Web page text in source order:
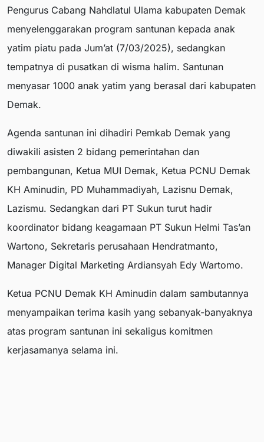
Pengurus Cabang Nahdlatul Ulama kabupaten Demak
menyelenggarakan program santunan kepada anak
yatim piatu pada Jum’at (7/03/2025), sedangkan
tempatnya di pusatkan di wisma halim. Santunan
menyasar 1000 anak yatim yang berasal dari kabupaten
Demak.
Agenda santunan ini dihadiri Pemkab Demak yang
diwakili asisten 2 bidang pemerintahan dan
pembangunan, Ketua MUI Demak, Ketua PCNU Demak
KH Aminudin, PD Muhammadiyah, Lazisnu Demak,
Lazismu. Sedangkan dari PT Sukun turut hadir
koordinator bidang keagamaan PT Sukun Helmi Tas’an
Wartono, Sekretaris perusahaan Hendratmanto,
Manager Digital Marketing Ardiansyah Edy Wartomo.
Ketua PCNU Demak KH Aminudin dalam sambutannya
menyampaikan terima kasih yang sebanyak-banyaknya
atas program santunan ini sekaligus komitmen
kerjasamanya selama ini.